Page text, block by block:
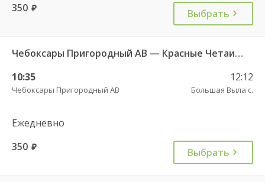
350 руб. Выбрать
Чебоксары Пригородный АВ — Красные Четаи с. ДКП ч/з Аликово с. ДКП 753
10:35
Чебоксары Пригородный АВ
12:12
Большая Выла с.
Ежедневно
350 руб. Выбрать